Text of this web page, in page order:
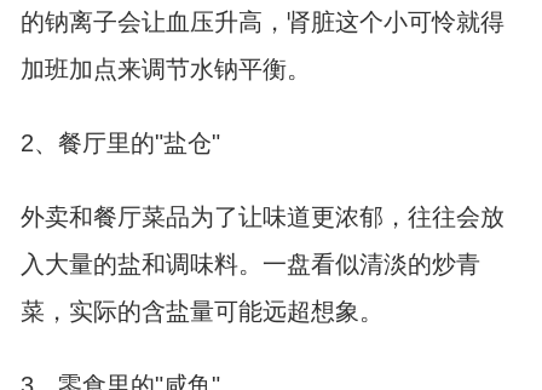
的钠离子会让血压升高，肾脏这个小可怜就得
加班加点来调节水钠平衡。
2、餐厅里的"盐仓"
外卖和餐厅菜品为了让味道更浓郁，往往会放
入大量的盐和调味料。一盘看似清淡的炒青
菜，实际的含盐量可能远超想象。